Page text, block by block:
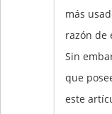
más
razón de
Sin
que
este